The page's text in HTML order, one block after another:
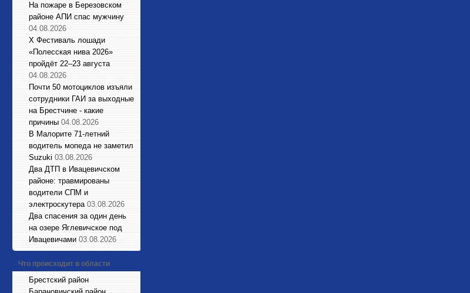
На пожаре в Березовском
районе АПИ спас мужчину
04.08.2026
X Фестиваль лошади
«Полесская нива 2026»
пройдёт 22–23 августа
04.08.2026
Почти 50 мотоциклов изъяли
сотрудники ГАИ за выходные
на Брестчине - какие
причины 04.08.2026
В Малорите 71-летний
водитель мопеда не заметил
Suzuki 03.08.2026
Два ДТП в Ивацевичском
районе: травмированы
водители СПМ и
электроскутера 03.08.2026
Два спасения за один день
на озере Яглевичское под
Ивацевичами 03.08.2026
Что происходит в области
Брестский район